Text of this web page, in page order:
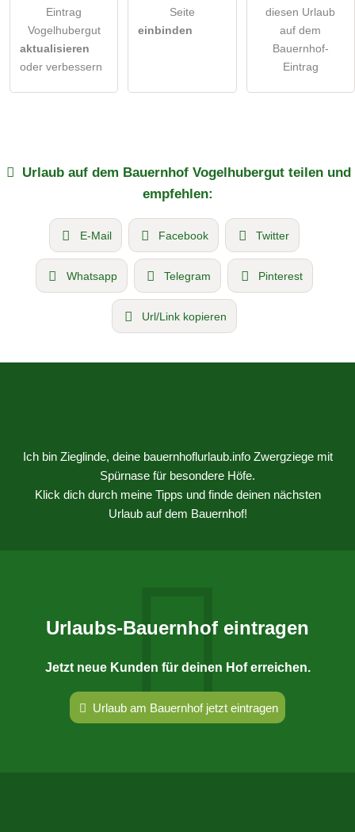
Eintrag
Vogelhubergut
aktualisieren
oder verbessern
Seite
einbinden
diesen Urlaub
auf dem
Bauernhof-
Eintrag
Urlaub auf dem BauernhofVogelhubergut teilen und
empfehlen:
E-Mail Facebook Twitter
Whatsapp Telegram Pinterest
Url/Link kopieren
Ich bin Zieglinde, deine bauernhoflurlaub.info Zwergziege mit
Spürnase für besondere Höfe.
Klick dich durch meine Tipps und finde deinen nächsten
Urlaub auf dem Bauernhof!
Urlaubs-Bauernhof eintragen
Jetzt neue Kunden für deinen Hof erreichen.
Urlaub am Bauernhof jetzt eintragen